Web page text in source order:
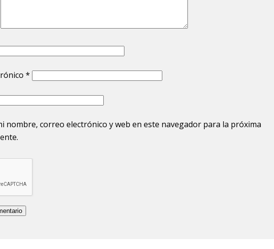
*
nombre, correo electrónico y web en este navegador para la próxima